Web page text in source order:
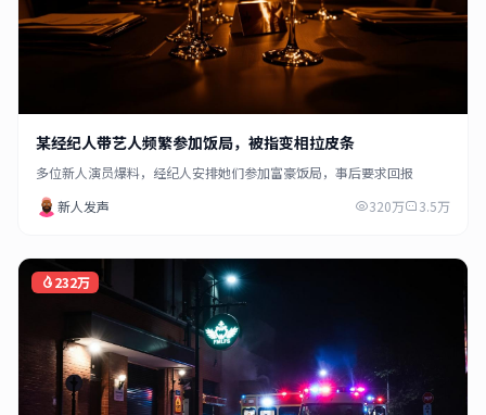
某经纪人带艺人频繁参加饭局，被指变相拉皮条
多位新人演员爆料，经纪人安排她们参加富豪饭局，事后要求回报
新人发声
320万 3.5万
232万